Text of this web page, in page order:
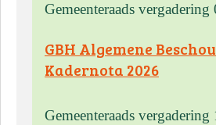
Gemeenteraads
GBH Algemene
Kadernota 2026
Gemeenteraads